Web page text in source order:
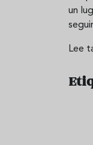
un
Lee